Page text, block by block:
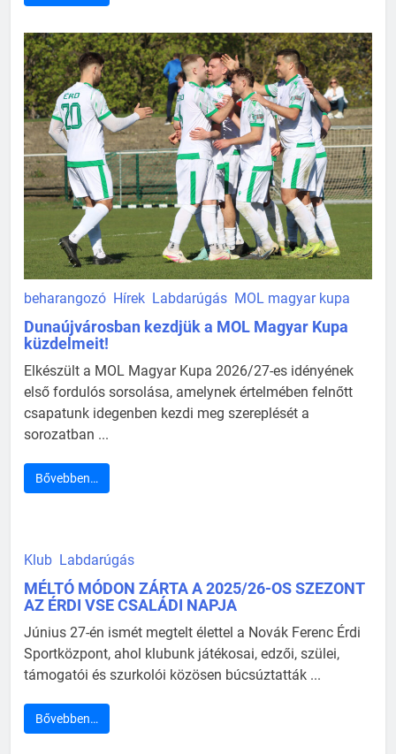
beharangozó Hírek Labdarúgás MOL magyar kupa
Dunaújvárosban kezdjük a MOL Magyar Kupa
küzdelmeit!
Elkészült a MOL Magyar Kupa 2026/27-es idényének
első fordulós sorsolása, amelynek értelmében felnőtt
csapatunk idegenben kezdi meg szereplését a
sorozatban ...
Bővebben…
Klub Labdarúgás
MÉLTÓ MÓDON ZÁRTA A 2025/26-OS SZEZONT
AZ ÉRDI VSE CSALÁDI NAPJA
Június 27-én ismét megtelt élettel a Novák Ferenc Érdi
Sportközpont, ahol klubunk játékosai, edzői, szülei,
támogatói és szurkolói közösen búcsúztatták ...
Bővebben…